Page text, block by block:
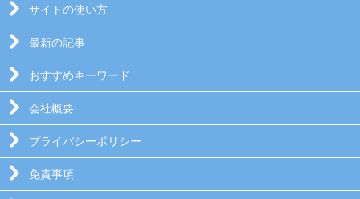
サイトの使い方
最新の記事
おすすめキーワード
会社概要
プライバシーポリシー
免責事項